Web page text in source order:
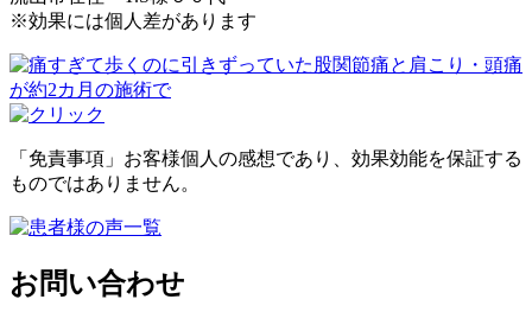
※効果には個人差があります
「免責事項」お客様個人の感想であり、効果効能を保証する
ものではありません。
お問い合わせ